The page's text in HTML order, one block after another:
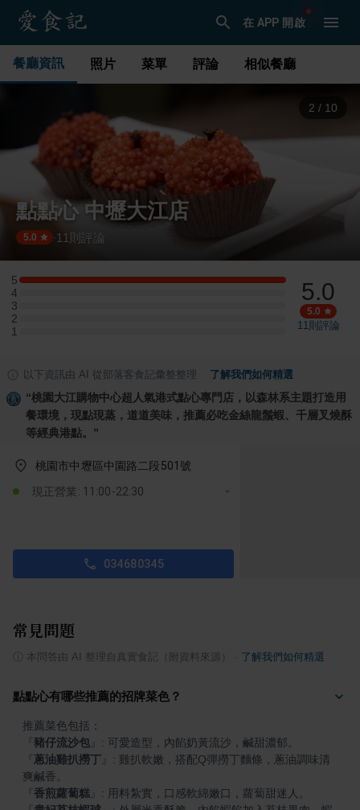
在 APP 開啟
餐廳資訊 照片 菜單 評論 相似餐廳
3 / 10
點點心 中壢大江店
5.0 · 11 則評論
5
5 星：3 則評論
4
4 星：0 則評論
3
3 星：0 則評論
2
2 星：0 則評論
1
1 星：0 則評論
5.0
5.0
11則評論
以下資訊由 AI 從部落客食記彙整整理 了解我們如何精選
“桃園大江購物中心超人氣港式點心專門店，以森林系主題打造用
餐環境，現點現蒸，道道美味，推薦必吃金絲龍鬚蝦、千層叉燒酥
等經典港點。 ”
桃園市中壢區中園路二段501號
現正營業: 11:00-22:30
034680345
常見問題
本問答由 AI 整理自真實食記（附資料來源） 了解我們如何精選
點點心有哪些推薦的招牌菜色？
豬仔流沙包
蔥油雞扒撈丁
: 雞扒軟嫩，搭配Q彈撈丁麵條，蔥油調味清
香煎蘿蔔糕